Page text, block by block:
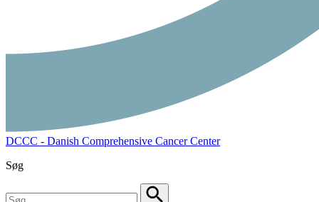
DCCC - Danish Comprehensive Cancer Center
Søg